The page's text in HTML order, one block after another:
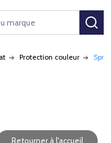
Protection couleur Spray
Retourner à l'accueil